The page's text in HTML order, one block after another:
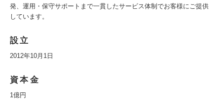
発、運用・保守サポートまで一貫したサービス体制でお客様にご提供
しています。
設立
2012年10月1日
資本金
1億円